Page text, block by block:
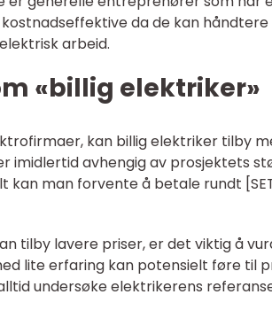
da de kan håndtere
arbeid.
«billig elektriker»
kan billig elektriker tilby
imidlertid avhengig av prosjektets
man forvente å betale rundt
tilby lavere priser, er det viktig å
lite erfaring kan potensielt føre til
undersøke elektrikerens